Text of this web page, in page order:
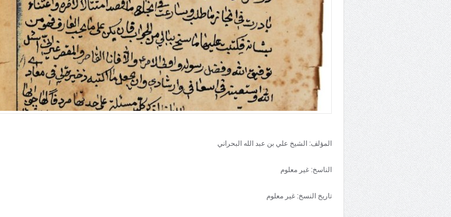
المؤلف: الشيخ علي بن عبد الله البحراني
الناسخ: غير معلوم
تاريخ النسخ: غير معلوم